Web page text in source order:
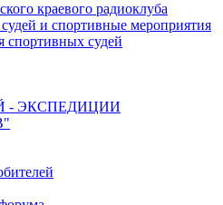
краевого радиоклуба
и спортивные мероприятия
спортивных судей
- ЭКСПЕДИЦИИ